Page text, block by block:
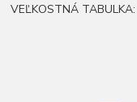
VEĽKOSTNÁ TABULKA: